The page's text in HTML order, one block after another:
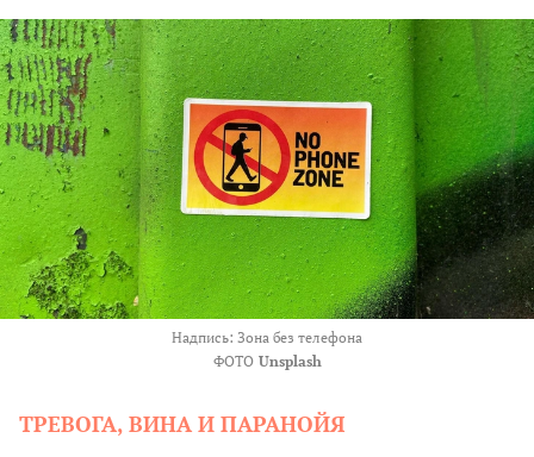
Надпись: Зона без телефона
ФОТО Unsplash
ТРЕВОГА, ВИНА И ПАРАНОЙЯ